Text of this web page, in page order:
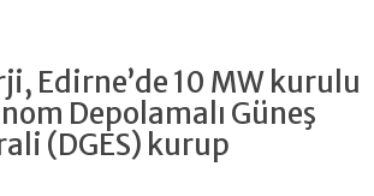
Edirne’de 10 MW kurulu
Depolamalı Güneş
(DGES) kurup